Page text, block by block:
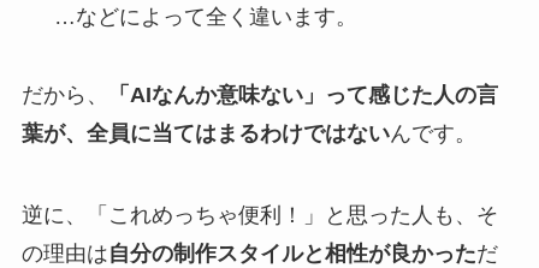
…などによって全く違います。
だから、
「AIなんか意味ない」って感じた人の言
葉が、全員に当てはまるわけではないんです。
逆に、「これめっちゃ便利！」と思った人も、そ
の理由は自分の制作スタイルと相性が良かっただ